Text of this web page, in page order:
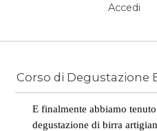
Accedi
Elementi
/
E finalmente abbiamo
degustazione di birra